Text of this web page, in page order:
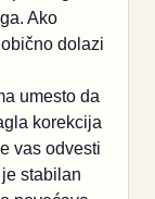
Ako
dolazi
umesto da
korekcija
vas odvesti
stabilan